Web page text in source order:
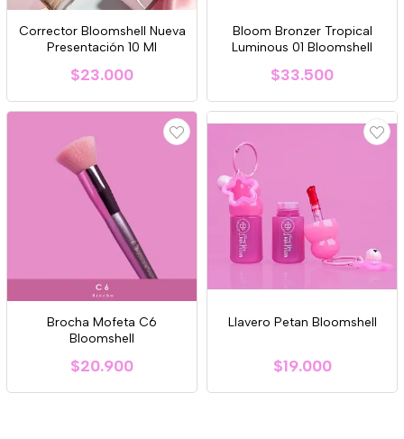
Corrector Bloomshell Nueva
Presentación 10 Ml
$23.000
Bloom Bronzer Tropical
Luminous 01 Bloomshell
$33.500
Brocha Mofeta C6
Bloomshell
$20.900
Llavero Petan Bloomshell
$19.000